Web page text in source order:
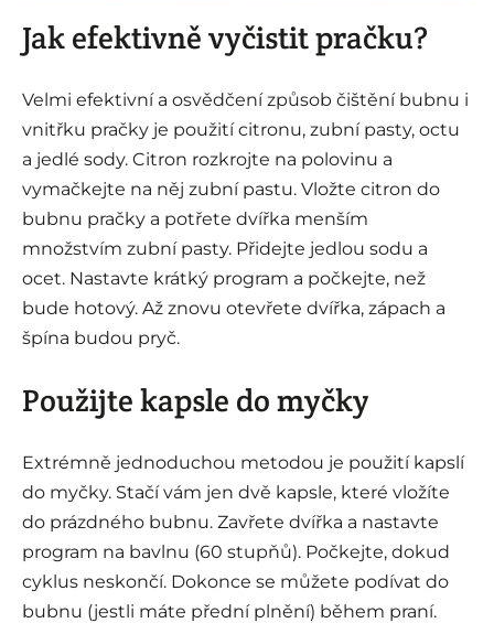
Jak efektivně vyčistit pračku?
Velmi efektivní a osvědčení způsob čištění bubnu i
vnitřku pračky je použití citronu, zubní pasty, octu
a jedlé sody. Citron rozkrojte na polovinu a
vymačkejte na něj zubní pastu. Vložte citron do
bubnu pračky a potřete dvířka menším
množstvím zubní pasty. Přidejte jedlou sodu a
ocet. Nastavte krátký program a počkejte, než
bude hotový. Až znovu otevřete dvířka, zápach a
špína budou pryč.
Použijte kapsle do myčky
Extrémně jednoduchou metodou je použití kapslí
do myčky. Stačí vám jen dvě kapsle, které vložíte
do prázdného bubnu. Zavřete dvířka a nastavte
program na bavlnu (60 stupňů). Počkejte, dokud
cyklus neskončí. Dokonce se můžete podívat do
bubnu (jestli máte přední plnění) během praní.